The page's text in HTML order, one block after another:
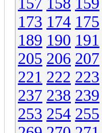
173 174 175
189 190 191
205 206 207
221 222 223
237 238 239
253 254 255